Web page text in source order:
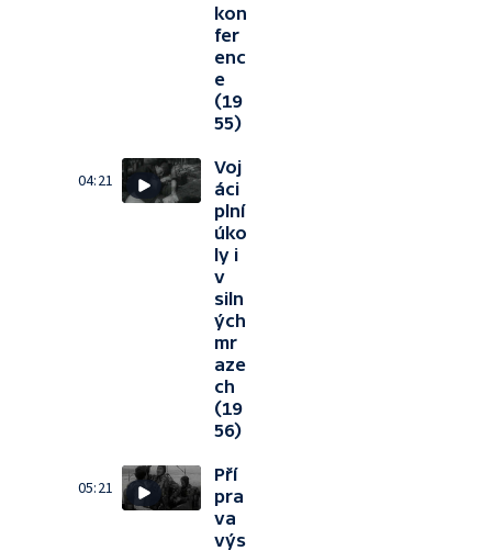
kon
fer
enc
e
(19
55)
04:21
Voj
áci
plní
úko
ly i
v
siln
ých
mr
aze
ch
(19
56)
05:21
Pří
pra
va
výs